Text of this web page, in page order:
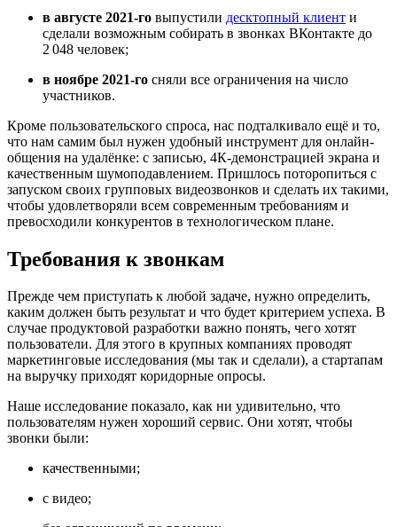
в августе 2021-го выпустили десктопный клиент и
сделали возможным собирать в звонках ВКонтакте до
2 048 человек;
в ноябре 2021-го сняли все ограничения на число
участников.
Кроме пользовательского спроса, нас подталкивало ещё и то,
что нам самим был нужен удобный инструмент для онлайн-
общения на удалёнке: с записью, 4К-демонстрацией экрана и
качественным шумоподавлением. Пришлось поторопиться с
запуском своих групповых видеозвонков и сделать их такими,
чтобы удовлетворяли всем современным требованиям и
превосходили конкурентов в технологическом плане.
Требования к звонкам
Прежде чем приступать к любой задаче, нужно определить,
каким должен быть результат и что будет критерием успеха. В
случае продуктовой разработки важно понять, чего хотят
пользователи. Для этого в крупных компаниях проводят
маркетинговые исследования (мы так и сделали), а стартапам
на выручку приходят коридорные опросы.
Наше исследование показало, как ни удивительно, что
пользователям нужен хороший сервис. Они хотят, чтобы
звонки были:
качественными;
с видео;